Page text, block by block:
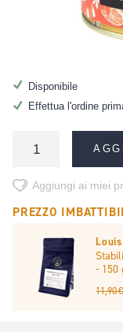
Disponibile
Effettua l'ordine
Aggiungi ai miei
PREZZO
- 150
11,90 €